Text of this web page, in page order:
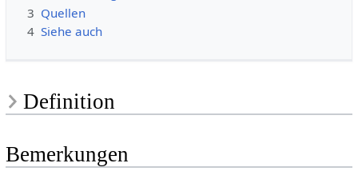
3 Quellen
4 Siehe auch
Definition
Bemerkungen